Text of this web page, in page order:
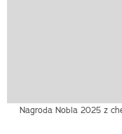
Nagroda Nobla 2025 z